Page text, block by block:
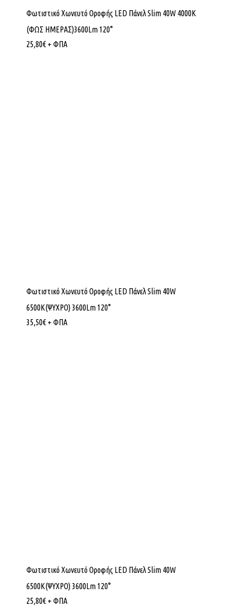
Φωτιστικό Χωνευτό Οροφής LED Πάνελ Slim 40W 4000K
(ΦΩΣ ΗΜΕΡΑΣ)3600Lm 120°
25,80€ + ΦΠΑ
Φωτιστικό Χωνευτό Οροφής LED Πάνελ Slim 40W
6500K(ΨΥΧΡΟ) 3600Lm 120°
35,50€ + ΦΠΑ
Φωτιστικό Χωνευτό Οροφής LED Πάνελ Slim 40W
6500K(ΨΥΧΡΟ) 3600Lm 120°
25,80€ + ΦΠΑ